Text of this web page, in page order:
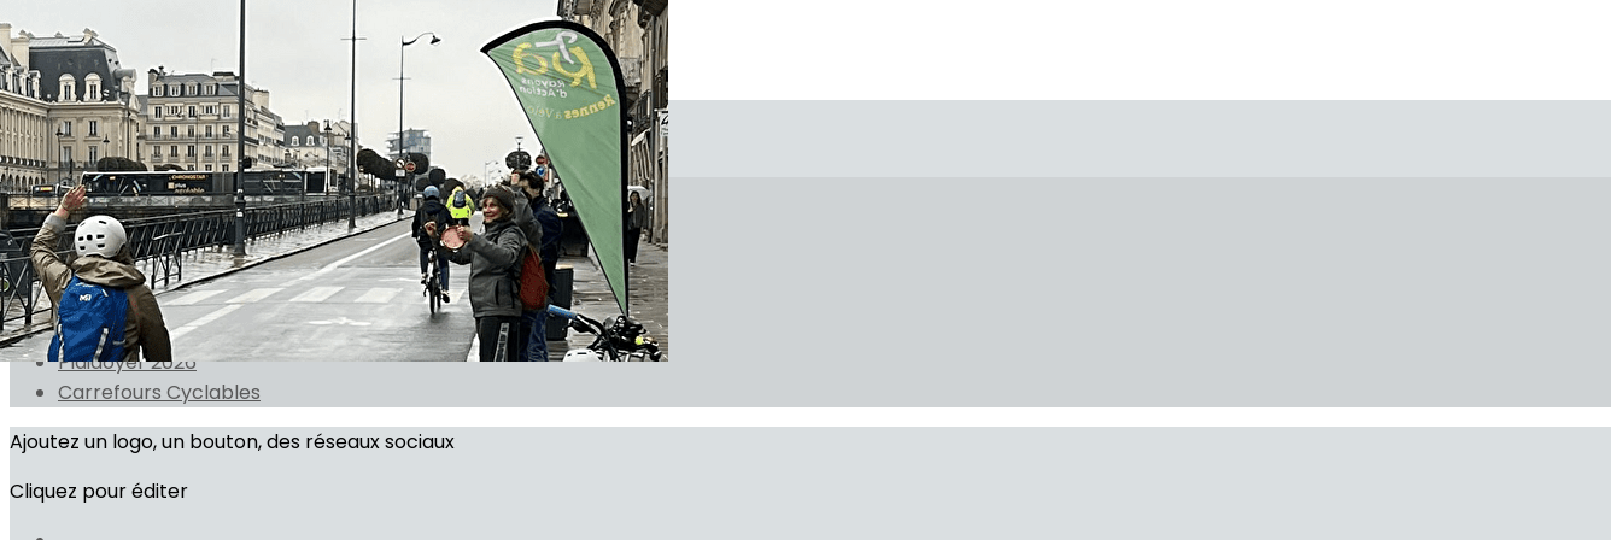
Exporter les lignes sélectionnées
Exporter toutes les colonnes
Exporter uniquement les colonnes affichées
Menu
<
>
Actualités
Agenda public
On parle de nous
Plaidoyer 2026
Carrefours Cyclables
Ajoutez un logo, un bouton, des réseaux sociaux
Cliquez pour éditer